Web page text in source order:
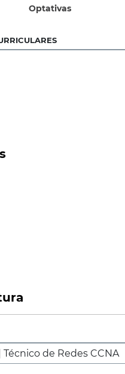
Optativas
Técnico de Redes CCNA